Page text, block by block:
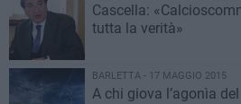
Cascella:
tutta la verità»
BARLETTA - 17 MAGGIO 2015
A chi giova l’agonìa